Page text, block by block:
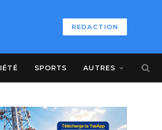
REDACTION
SPORTS AUTRES